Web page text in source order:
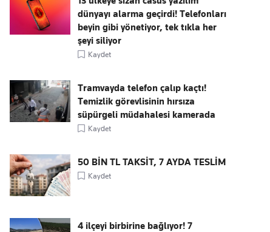
dünyayı alarma geçirdi! Telefonları
beyin gibi yönetiyor, tek tıkla her
şeyi siliyor
Kaydet
Tramvayda telefon çalıp kaçtı!
Temizlik görevlisinin hırsıza
süpürgeli müdahalesi kamerada
Kaydet
50 BİN TL TAKSİT, 7 AYDA TESLİM
Kaydet
4 ilçeyi birbirine bağlıyor! 7